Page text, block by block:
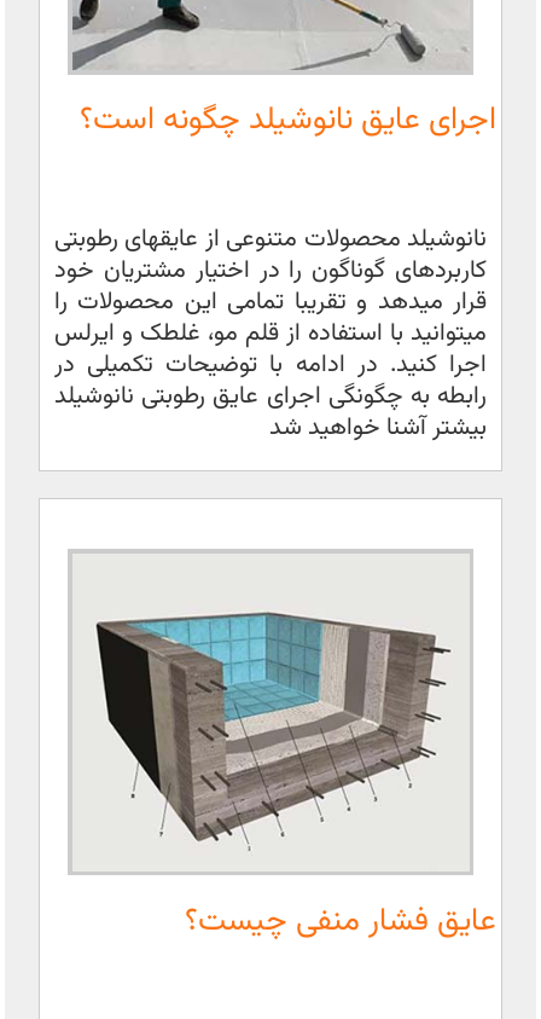
اجرای عایق نانوشیلد چگونه است؟
نانوشیلد محصولات متنوعی از عایقهای رطوبتی
کاربردهای گوناگون را در اختیار مشتریان خود
قرار میدهد و تقریبا تمامی این محصولات را
میتوانید با استفاده از قلم مو، غلطک و ایرلس
اجرا کنید. در ادامه با توضیحات تکمیلی در
رابطه به چگونگی اجرای عایق رطوبتی نانوشیلد
بیشتر آشنا خواهید شد
عایق فشار منفی چیست؟